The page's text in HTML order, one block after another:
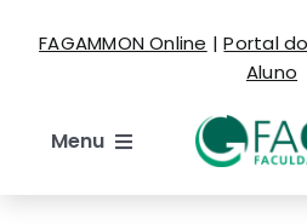
paraFAGAMMON Online |Portal
Aluno
Menu